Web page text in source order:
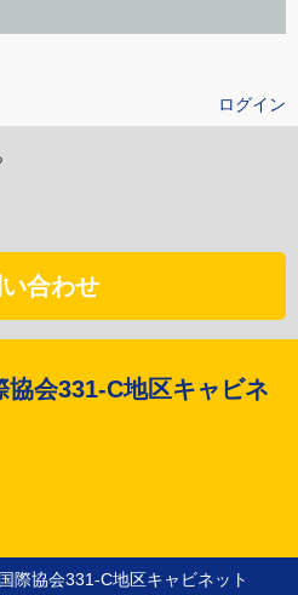
ログイン
合わせ
会331-C地区キャビネ
際協会331-C地区キャビネット